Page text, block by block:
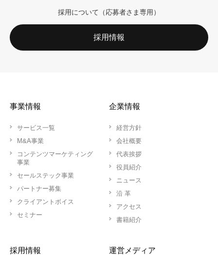
採用について（応募者さま専用）
採用情報
事業情報
サービス一覧
M&A事業
コンテンツマーケティング
事業
セールステック事業
パートナー募集
クライアントボイス
セミナー
企業情報
経営方針
会社概要
代表挨拶
役員紹介
ニュース
沿 革
アクセス
書籍紹介
採用情報 運営メディア